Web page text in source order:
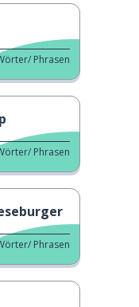
Phrasen
Phrasen
Phrasen